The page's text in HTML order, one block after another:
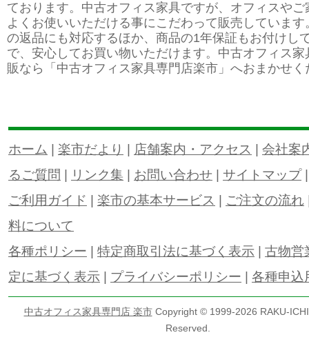
ております。中古オフィス家具ですが、オフィスやご
よくお使いいただける事にこだわって販売していま
の返品にも対応するほか、商品の1年保証もお付けし
で、安心してお買い物いただけます。中古オフィス家
販なら「中古オフィス家具専門店楽市」へおまかせく
ホーム | 楽市だより | 店舗案内・アクセス | 会社案
るご質問 | リンク集 | お問い合わせ | サイトマップ
ご利用ガイド | 楽市の基本サービス | ご注文の流れ
料について
各種ポリシー | 特定商取引法に基づく表示 | 古物営
定に基づく表示 | プライバシーポリシー | 各種申込
中古オフィス家具専門店 楽市Copyright © 1999-2026 RAKU-
Reserved.